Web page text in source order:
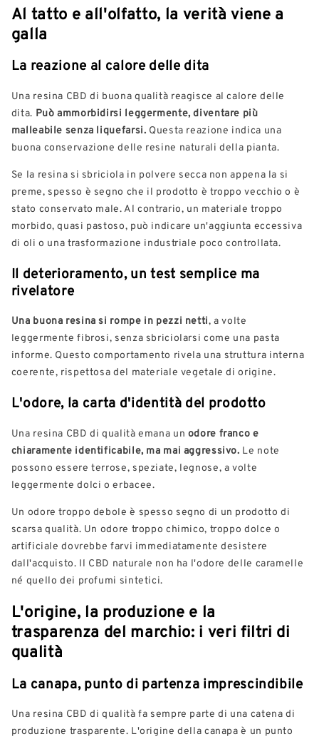
Al tatto e all'olfatto, la verità viene a
galla
La reazione al calore delle dita
Una resina CBD di buona qualità reagisce al calore delle
dita. Può ammorbidirsi leggermente, diventare più
malleabile senza liquefarsi. Questa reazione indica una
buona conservazione delle resine naturali della pianta.
Se la resina si sbriciola in polvere secca non appena la si
preme, spesso è segno che il prodotto è troppo vecchio o è
stato conservato male. Al contrario, un materiale troppo
morbido, quasi pastoso, può indicare un'aggiunta eccessiva
di oli o una trasformazione industriale poco controllata.
Il deterioramento, un test semplice ma
rivelatore
Una buona resina si rompe in pezzi netti, a volte
leggermente fibrosi, senza sbriciolarsi come una pasta
informe. Questo comportamento rivela una struttura interna
coerente, rispettosa del materiale vegetale di origine.
L'odore, la carta d'identità del prodotto
Una resina CBD di qualità emana un odore franco e
chiaramente identificabile, ma mai aggressivo. Le note
possono essere terrose, speziate, legnose, a volte
leggermente dolci o erbacee.
Un odore troppo debole è spesso segno di un prodotto di
scarsa qualità. Un odore troppo chimico, troppo dolce o
artificiale dovrebbe farvi immediatamente desistere
dall'acquisto. Il CBD naturale non ha l'odore delle caramelle
né quello dei profumi sintetici.
L'origine, la produzione e la
trasparenza del marchio: i veri filtri di
qualità
La canapa, punto di partenza imprescindibile
Una resina CBD di qualità fa sempre parte di una catena di
produzione trasparente. L'origine della canapa è un punto